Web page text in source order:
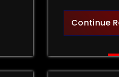
2 Agustus 2026
Continue